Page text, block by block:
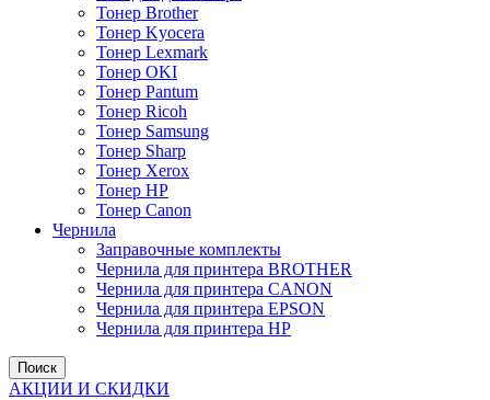
Тонер Brother
Тонер Kyocera
Тонер Lexmark
Тонер OKI
Тонер Pantum
Тонер Ricoh
Тонер Samsung
Тонер Sharp
Тонер Xerox
Тонер НР
Тонер Саnon
Чернила
Заправочные комплекты
Чернила для принтера BROTHER
Чернила для принтера CANON
Чернила для принтера EPSON
Чернила для принтера HP
Поиск
АКЦИИ И СКИДКИ